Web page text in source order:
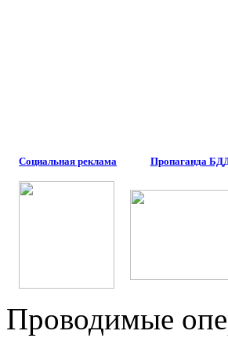
Социальная реклама Пропаганда
Проводимые